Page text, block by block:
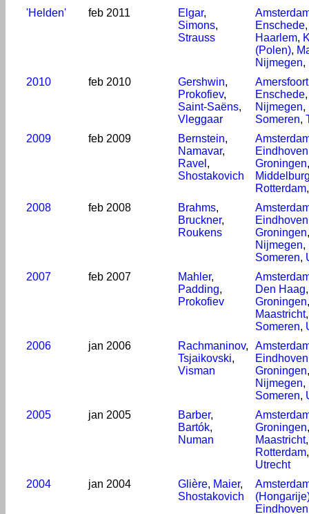
'Helden'
feb 2011 Elgar,
Simons,
Strauss
Enschede
Haarlem,
(Polen),
Nijmegen,
2010
feb 2010 Gershwin,
Prokofiev,
Saint-Saëns,
Vleggaar
Amersfoort
Enschede
Nijmegen,
Someren,
2009
feb 2009 Bernstein,
Namavar,
Ravel ,
Shostakovich
Eindhoven
Groningen
Rotterdam
2008
feb 2008 Brahms,
Bruckner,
Roukens
Eindhoven
Groningen
Nijmegen,
Someren,
2007
feb 2007 Mahler,
Padding,
Prokofiev
Den Haag
Groningen
Maastricht
Someren,
2006
jan 2006 Rachmaninov,
Tsjaikovski,
Visman
Eindhoven
Groningen
Nijmegen,
Someren,
2005
jan 2005 Barber,
Bartók,
Numan
Groningen
Maastricht
Rotterdam
Utrecht
2004
jan 2004 Glière, Maier,
Shostakovich
Eindhoven